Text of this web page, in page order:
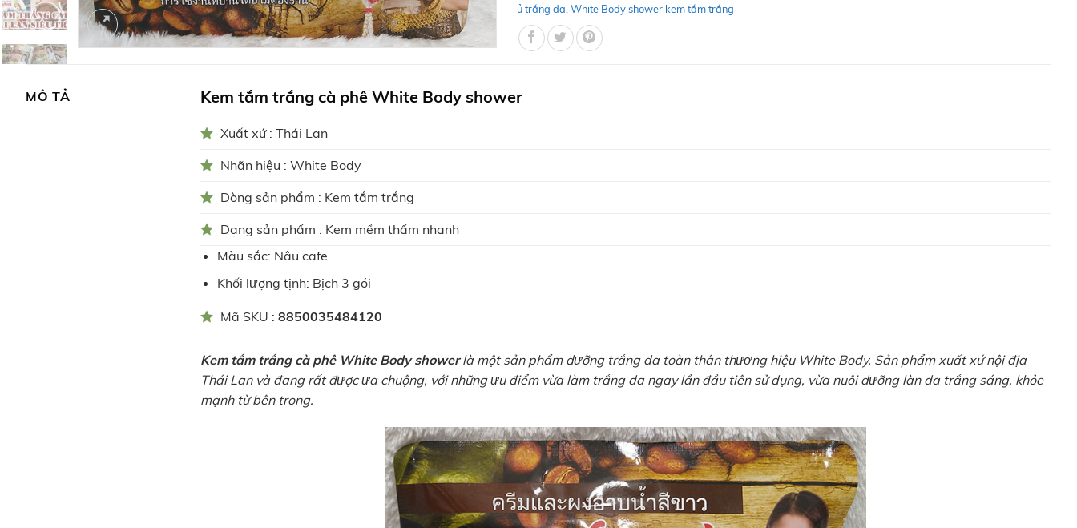
ủ trắng da White Body shower kem tắm trắng
MÔ TẢ Kem tắm trắng cà phê White Body shower
Xuất xứ : Thái Lan
Nhãn hiệu : White Body
Dòng sản phẩm : Kem tắm trắng
Dạng sản phẩm : Kem mềm thấm nhanh
Màu sắc: Nâu cafe
Khối lượng tịnh: Bịch 3 gói
Mã SKU : 8850035484120
Kem tắm trắng cà phê White Body showerlà một sản phẩm dưỡng trắng da toàn thân thương hiệu White Body. Sản phẩm xuất xứ nội địa
Thái Lan và đang rất được ưa chuộng, với những ưu điểm vừa làm trắng da ngay lần đầu tiên sử dụng, vừa nuôi dưỡng làn da trắng sáng, khỏe
mạnh từ bên trong.